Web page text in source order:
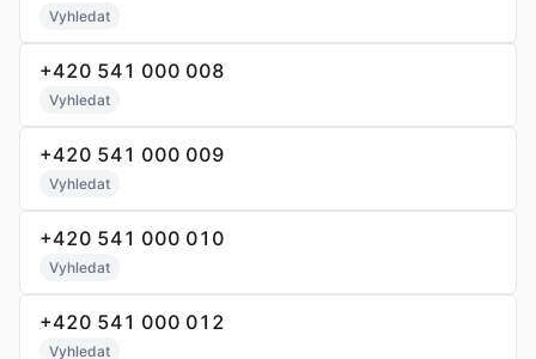
Vyhledat
+420 541 000 008
Vyhledat
+420 541 000 009
Vyhledat
+420 541 000 010
Vyhledat
+420 541 000 012
Vyhledat